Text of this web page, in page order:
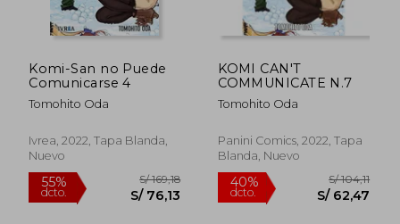
Komi-San no Puede
Comunicarse 4
Tomohito Oda
Ivrea, 2022, Tapa Blanda,
Nuevo
KOMI CAN'T
COMMUNICATE N.7
Tomohito Oda
Panini Comics, 2022, Tapa
Blanda, Nuevo